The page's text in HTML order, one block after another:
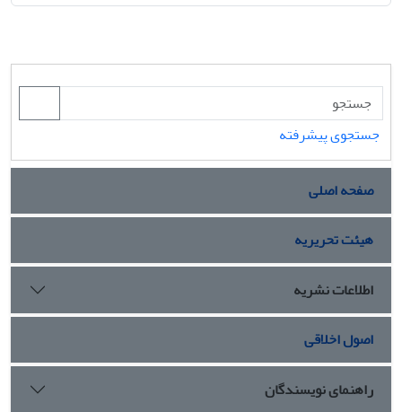
جستجوی پیشرفته
صفحه اصلی
هیئت تحریریه
اطلاعات نشریه
اصول اخلاقی
راهنمای نویسندگان